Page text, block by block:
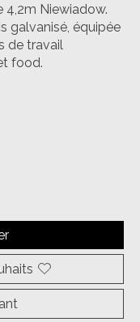
Niewiadow.
galvanisé, équipée
de travail
food.